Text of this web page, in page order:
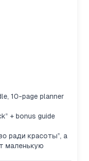
10-page planner
+ bonus guide
ради красоты”, а
маленькую